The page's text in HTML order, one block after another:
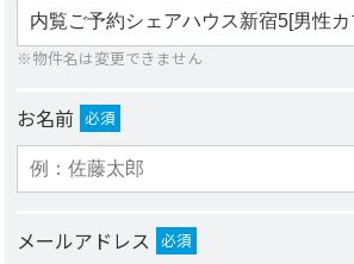
※物件名は変更できません
お名前 必須
メールアドレス 必須